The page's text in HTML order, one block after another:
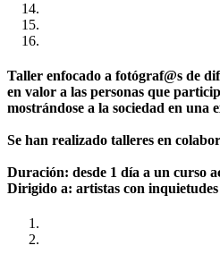
Taller enfocado a fotógraf@s de
en valor a las personas que
mostrándose a la sociedad en una
Se han realizado talleres en
Duración: desde 1 día a un curso
Dirigido a: artistas con